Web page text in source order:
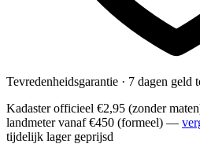
Tevredenheidsgarantie · 7 dagen geld
Kadaster officieel €2,95 (zonder
landmetervanaf €450 (formeel) —
tijdelijk lager geprijsd